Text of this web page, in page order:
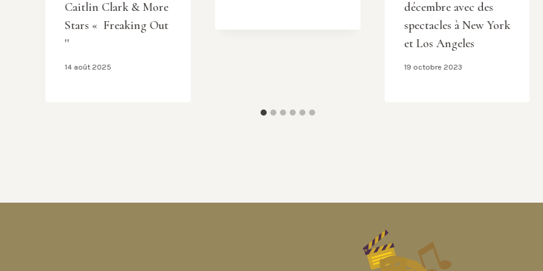
Caitlin Clark & More
Stars « Freaking Out
''
14 août 2025
décembre avec des
spectacles à New York
et Los Angeles
19 octobre 2023